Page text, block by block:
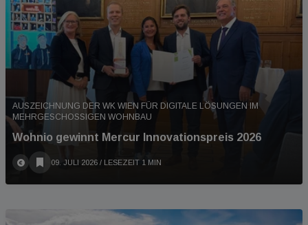
AUSZEICHNUNG DER WK WIEN FÜR DIGITALE LÖSUNGEN IM
MEHRGESCHOSSIGEN WOHNBAU
Wohnio gewinnt Mercur Innovationspreis 2026
09. JULI 2026 / LESEZEIT 1 MIN